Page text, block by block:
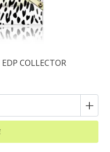
COLLECTOR
+